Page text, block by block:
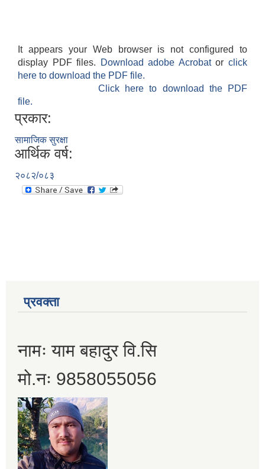
It appears your Web browser is not configured to
display PDF files.
Download adobe Acrobatorclick
here to download the PDF file.
Click here to download the PDF
file.
प्रकार:
सामाजिक सुरक्षा
आर्थिक वर्ष:
२०८२/०८३
प्रवक्ता
नामः याम बहादुर वि.सि
मो.नः 9858055056